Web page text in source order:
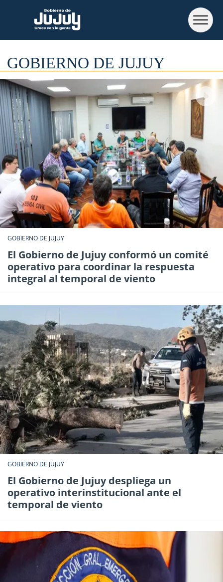
GOBIERNO DE JUJUY
GOBIERNO DE JUJUY
El Gobierno de Jujuy conformó un comité
operativo para coordinar la respuesta
integral al temporal de viento
GOBIERNO DE JUJUY
El Gobierno de Jujuy despliega un
operativo interinstitucional ante el
temporal de viento